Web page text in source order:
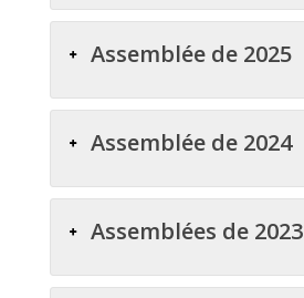
Assemblée de 2025
Assemblée de 2024
Assemblées de 2023